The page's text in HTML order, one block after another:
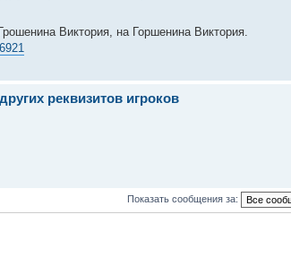
Виктория, на Горшенина Виктория.
реквизитов игроков
Показать сообщения за: